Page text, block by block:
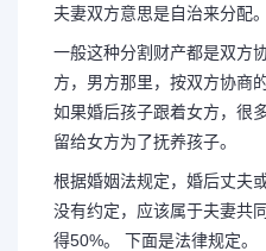
夫妻双方意思是自治来分配。
一般这种分割财产都是双方
方，男方那里，按双方协商
如果婚后孩子跟着女方，很
留给女方为了抚养孩子。
根据婚姻法规定，婚后丈夫
没有约定，应该属于夫妻共
得50%。 下面是法律规定。